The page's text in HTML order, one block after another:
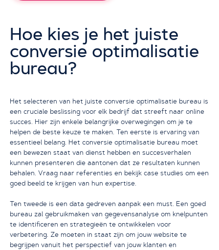
Hoe kies je het juiste
conversie optimalisatie
bureau?
Het selecteren van het juiste conversie optimalisatie bureau is
een cruciale beslissing voor elk bedrijf dat streeft naar online
succes. Hier zijn enkele belangrijke overwegingen om je te
helpen de beste keuze te maken. Ten eerste is ervaring van
essentieel belang. Het conversie optimalisatie bureau moet
een bewezen staat van dienst hebben en succesverhalen
kunnen presenteren die aantonen dat ze resultaten kunnen
behalen. Vraag naar referenties en bekijk case studies om een
goed beeld te krijgen van hun expertise.
Ten tweede is een data gedreven aanpak een must. Een goed
bureau zal gebruikmaken van gegevensanalyse om knelpunten
te identificeren en strategieën te ontwikkelen voor
verbetering. Ze moeten in staat zijn om jouw website te
begrijpen vanuit het perspectief van jouw klanten en